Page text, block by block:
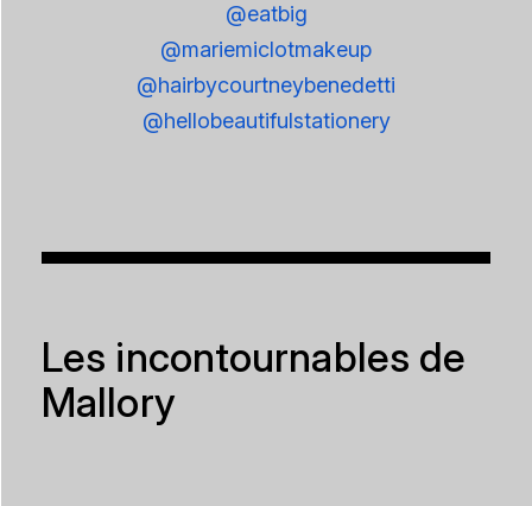
@eatbig
@mariemiclotmakeup
@hairbycourtneybenedetti
@hellobeautifulstationery
Les incontournables de
Mallory